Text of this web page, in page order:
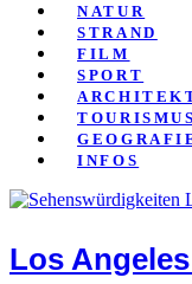
NATUR
STRAND
FILM
SPORT
TOURISMUS
INFOS
Los